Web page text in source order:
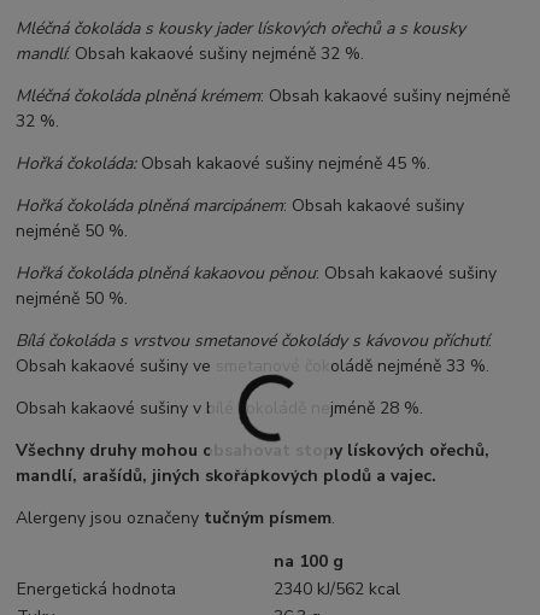
Mléčná čokoláda s kousky jader lískových ořechů a s kousky
mandlí: Obsah kakaové sušiny nejméně 32 %.
Mléčná čokoláda plněná krémem: Obsah kakaové sušiny nejméně
32 %.
Hořká čokoláda:Obsah kakaové sušiny nejméně 45 %.
Hořká čokoláda plněná marcipánem: Obsah kakaové sušiny
nejméně 50 %.
Hořká čokoláda plněná kakaovou pěnou: Obsah kakaové sušiny
nejméně 50 %.
Bílá čokoláda s vrstvou smetanové čokolády s kávovou příchutí:
Obsah kakaové sušiny ve smetanové čokoládě nejméně 33 %.
Obsah kakaové sušiny v bílé čokoládě nejméně 28 %.
Všechny druhy mohou obsahovat stopy lískových ořechů,
mandlí, arašídů, jiných skořápkových plodů a vajec.
Alergeny jsou označeny tučným písmem.
na 100 g
Energetická hodnota
2340 kJ/562 kcal